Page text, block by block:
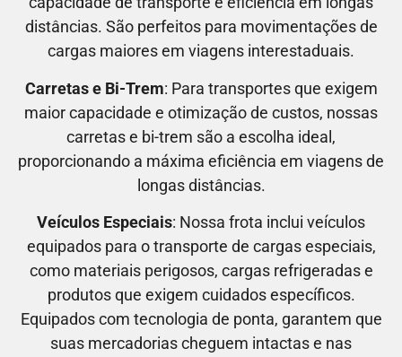
distâncias. São perfeitos para movimentações de
cargas maiores em viagens interestaduais.
Carretas e Bi-Trem: Para transportes que exigem
maior capacidade e otimização de custos, nossas
carretas e bi-trem são a escolha ideal,
proporcionando a máxima eficiência em viagens de
longas distâncias.
Veículos Especiais: Nossa frota inclui veículos
equipados para o transporte de cargas especiais,
como materiais perigosos, cargas refrigeradas e
produtos que exigem cuidados específicos.
Equipados com tecnologia de ponta, garantem que
suas mercadorias cheguem intactas e nas